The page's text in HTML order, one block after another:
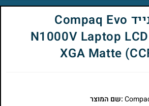
מסך למחשב נייד Compaq Evo
N1000V Laptop
XGA Matte
:שם המוצר